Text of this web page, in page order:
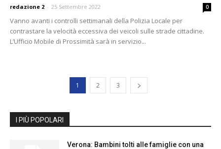
redazione 2 - 25 Settembre 2022 0
Vanno avanti i controlli settimanali della Polizia Locale per
contrastare la velocità eccessiva dei veicoli sulle strade cittadine.
L’Ufficio Mobile di Prossimità sarà in servizio...
1 2 3
I PIÙ POPOLARI
Verona: Bambini tolti alle famiglie con una